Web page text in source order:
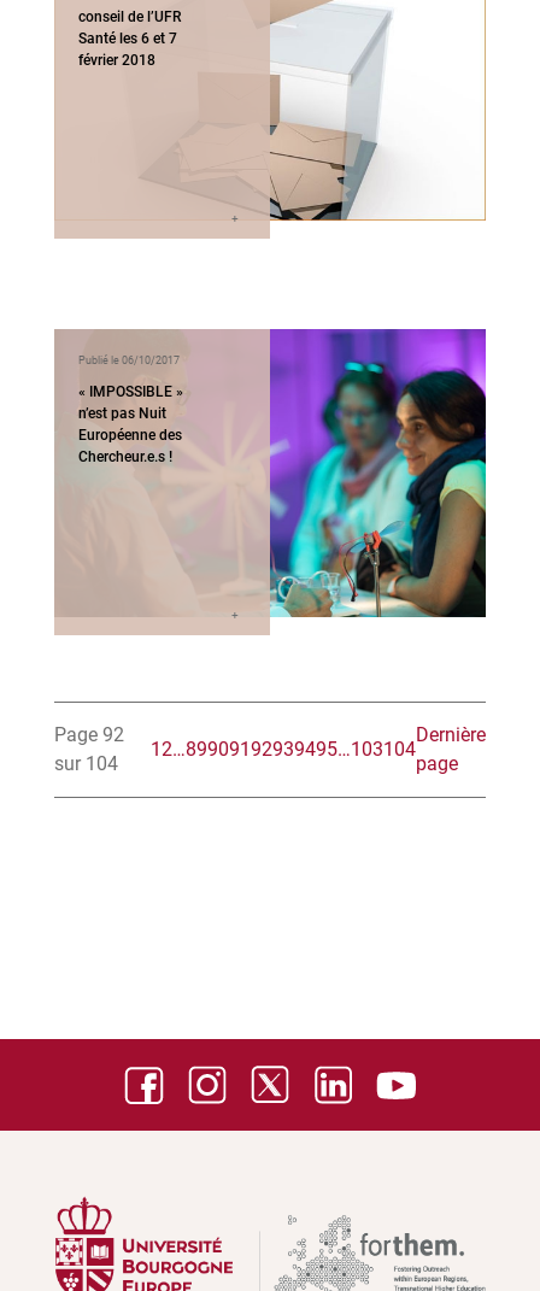
conseil de l’UFR
Santé les 6 et 7
février 2018
Publié le 06/10/2017
« IMPOSSIBLE »
n’est pas Nuit
Européenne des
Chercheur.e.s !
Page 92
sur 104
12…89909192939495…103104
Dernière
page